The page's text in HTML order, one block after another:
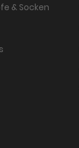
& Socken